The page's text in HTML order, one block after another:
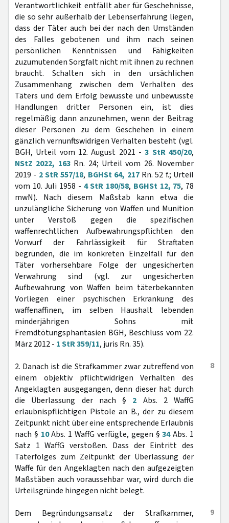
Verantwortlichkeit entfällt aber für Geschehnisse,
die so sehr außerhalb der Lebenserfahrung liegen,
dass der Täter auch bei der nach den Umständen
des Falles gebotenen und ihm nach seinen
persönlichen Kenntnissen und Fähigkeiten
zuzumutenden Sorgfalt nicht mit ihnen zu rechnen
braucht. Schalten sich in den ursächlichen
Zusammenhang zwischen dem Verhalten des
Täters und dem Erfolg bewusste und unbewusste
Handlungen dritter Personen ein, ist dies
regelmäßig dann anzunehmen, wenn der Beitrag
dieser Personen zu dem Geschehen in einem
gänzlich vernunftswidrigen Verhalten besteht (vgl.
BGH, Urteil vom 12. August 2021 -3 StR 450/20,
NStZ 2022, 163Rn. 24; Urteil vom 26. November
2019 - 2 StR 557/18, BGHSt 64, 217Rn. 52 f.; Urteil
vom 10. Juli 1958 - 4 StR 180/58, BGHSt 12, 75, 78
mwN). Nach diesem Maßstab kann etwa die
unzulängliche Sicherung von Waffen und Munition
unter Verstoß gegen die spezifischen
waffenrechtlichen Aufbewahrungspflichten den
Vorwurf der Fahrlässigkeit für Straftaten
begründen, die im konkreten Einzelfall für den
Täter vorhersehbare Folge der ungesicherten
Verwahrung sind (vgl. zur ungesicherten
Aufbewahrung von Waffen beim täterbekannten
Vorliegen einer psychischen Erkrankung des
waffenaffinen, im selben Haushalt lebenden
minderjährigen Sohns mit
Fremdtötungsphantasien BGH, Beschluss vom 22.
März 2012 - 1 StR 359/11, juris Rn. 35).
8
2. Danach ist die Strafkammer zwar zutreffend von
einem objektiv pflichtwidrigen Verhalten des
Angeklagten ausgegangen, denn dieser hat durch
die Überlassung der nach § 2 Abs. 2 WaffG
erlaubnispflichtigen Pistole an B., der zu diesem
Zeitpunkt nicht über eine entsprechende Erlaubnis
nach § 10Abs. 1 WaffG verfügte, gegen §34Abs. 1
Satz 1 WaffG verstoßen. Dass der Eintritt des
Taterfolges zum Zeitpunkt der Überlassung der
Waffe für den Angeklagten nach den aufgezeigten
Maßstäben auch voraussehbar war, wird durch die
Urteilsgründe hingegen nicht belegt.
9
Dem Begründungsansatz der Strafkammer,